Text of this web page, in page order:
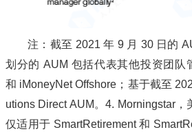
注：截至 2021 年 9 月 30 日的
划分的 AUM 包括代表其他投资团队
和 iMoneyNet Offshore；基于截至
utions Direct AUM。4. Morningstar
仅适用于 SmartRetirement 和